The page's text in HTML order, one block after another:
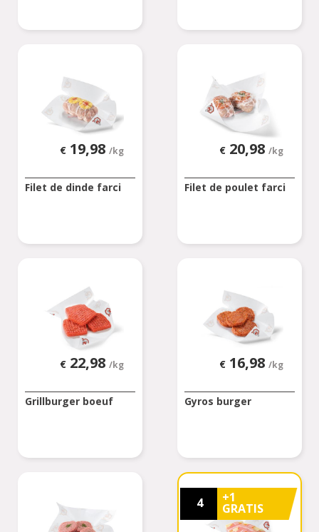
€ 19,98 /kg
Filet de dinde farci
€ 20,98 /kg
Filet de poulet farci
€ 22,98 /kg
Grillburger boeuf
€ 16,98 /kg
Gyros burger
4 +1
GRATIS